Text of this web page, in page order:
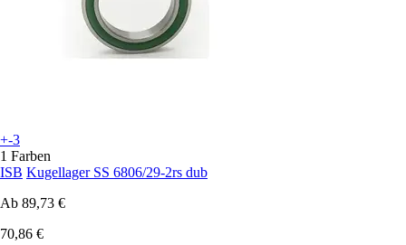
+-3
1 Farben
ISB Kugellager SS 6806/29-2rs dub
Ab 89,73 €
70,86 €